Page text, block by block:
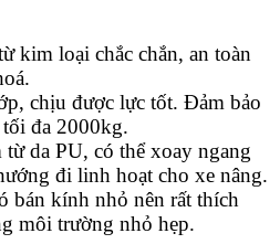
kim loại chắc chắn, an toàn
chịu được lực tốt. Đảm bảo
đa 2000kg.
da PU, có thể xoay ngang
đi linh hoạt cho xe nâng.
bán kính nhỏ nên rất thích
môi trường nhỏ hẹp.